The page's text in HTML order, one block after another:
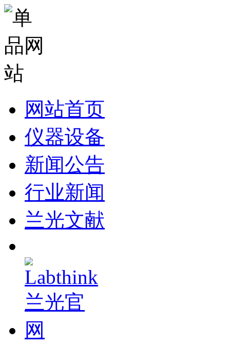
网站首页
仪器设备
新闻公告
行业新闻
兰光文献